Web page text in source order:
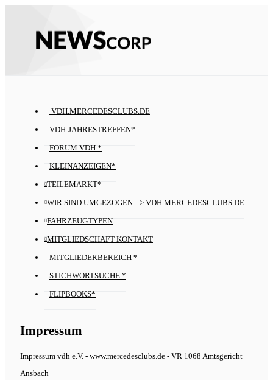
VDH.MERCEDESCLUBS.DE
VDH-JAHRESTREFFEN*
FORUM VDH *
KLEINANZEIGEN*
TEILEMARKT*
WIR SIND UMGEZOGEN --> VDH.MERCEDESCLUBS.DE
FAHRZEUGTYPEN
MITGLIEDSCHAFT KONTAKT
MITGLIEDERBEREICH *
STICHWORTSUCHE *
FLIPBOOKS*
Impressum
Impressum vdh e.V. - www.mercedesclubs.de - VR 1068 Amtsgericht
Ansbach